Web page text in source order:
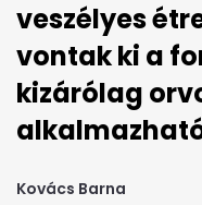
veszélyes
vontak ki a
kizárólag
Kovács Barna